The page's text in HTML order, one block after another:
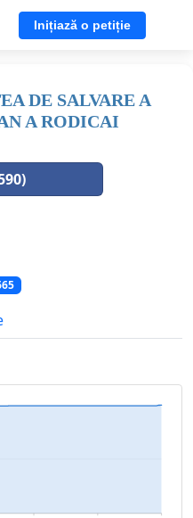
Inițiază o petiție
DE SALVARE A
A RODICAI